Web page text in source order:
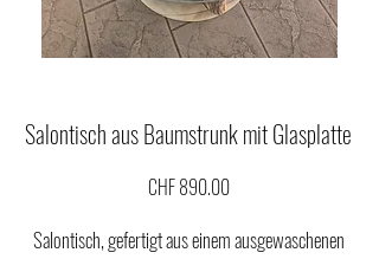
Salontisch aus Baumstrunk mit Glasplatte
CHF 890.00
Salontisch, gefertigt aus einem ausgewaschenen